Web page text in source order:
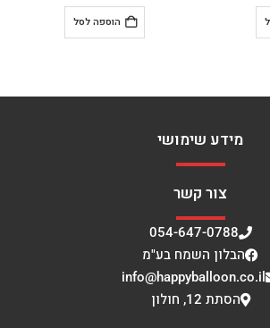
הוספה לסל
מידע שימושי
צור קשר
054-647-0788
הבלון השמח בע"מ
info@happyballoon.co.il
הסתת 12, חולון